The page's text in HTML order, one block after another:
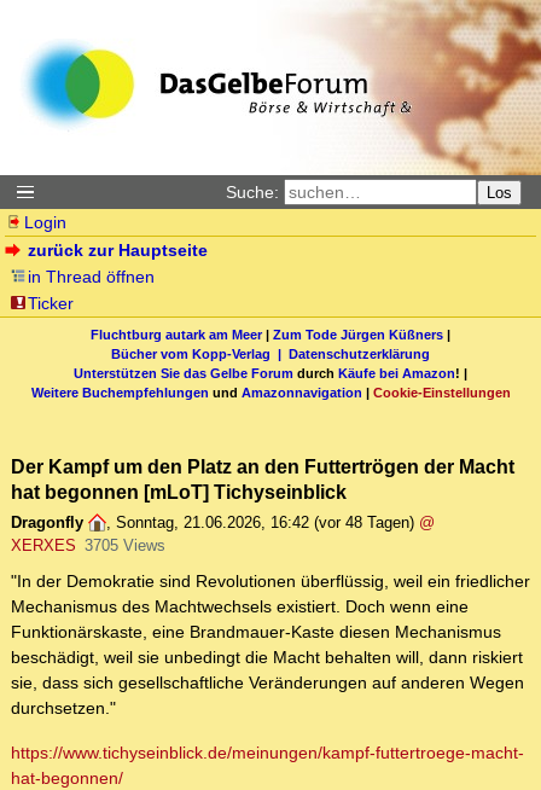
Suche: Los
Login
zurück zur Hauptseite
in Thread öffnen
Ticker
Fluchtburg autark am Meer| Zum Tode Jürgen Küßners |
Bücher vom Kopp-Verlag | Datenschutzerklärung
Unterstützen Sie das Gelbe Forum durch Käufe bei Amazon! |
Weitere Buchempfehlungen und Amazonnavigation | Cookie-Einstellungen
Der Kampf um den Platz an den Futtertrögen der Macht
hat begonnen [mLoT] Tichyseinblick
Dragonfly , Sonntag, 21.06.2026, 16:42 (vor 48 Tagen) @
XERXES 3705 Views
"In der Demokratie sind Revolutionen überflüssig, weil ein friedlicher
Mechanismus des Machtwechsels existiert. Doch wenn eine
Funktionärskaste, eine Brandmauer-Kaste diesen Mechanismus
beschädigt, weil sie unbedingt die Macht behalten will, dann riskiert
sie, dass sich gesellschaftliche Veränderungen auf anderen Wegen
durchsetzen."
https://www.tichyseinblick.de/meinungen/kampf-futtertroege-macht-
hat-begonnen/